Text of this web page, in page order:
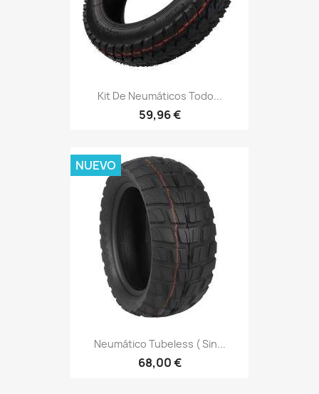
Kit De Neumáticos Todo...
59,96 €
Neumático Tubeless ( Sin...
68,00 €
NUEVO